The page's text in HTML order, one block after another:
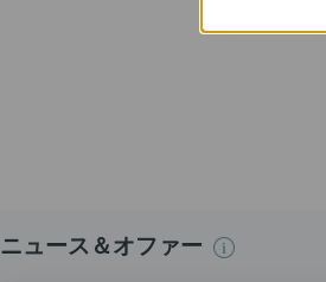
ニュース＆オファー